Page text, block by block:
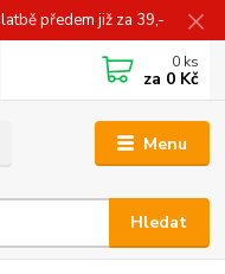
předem již za 39,-
Menu
Hledat
0 ks
za 0 Kč